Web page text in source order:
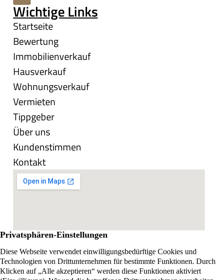
Wichtige Links
Startseite
Bewertung
Immobilienverkauf
Hausverkauf
Wohnungsverkauf
Vermieten
Tippgeber
Über uns
Kundenstimmen
Kontakt